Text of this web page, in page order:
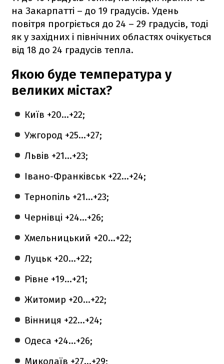
на Закарпатті – до 19 градусів. Удень
повітря прогріється до 24 – 29 градусів, тоді
як у західних і північних областях очікується
від 18 до 24 градусів тепла.
Якою буде температура у
великих містах?
Київ +20…+22;
Ужгород +25…+27;
Львів +21…+23;
Івано-Франківськ +22…+24;
Тернопіль +21…+23;
Чернівці +24…+26;
Хмельницький +20…+22;
Луцьк +20…+22;
Рівне +19…+21;
Житомир +20…+22;
Вінниця +22…+24;
Одеса +24…+26;
Миколаїв +27…+29;